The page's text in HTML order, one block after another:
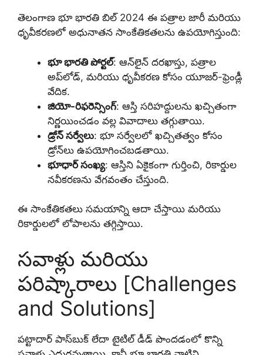
తెలంగాణ భూ భారతి బిల్ 2024 ఈ పత్రాల జారీ మరియు
ధృవీకరణలో అధునాతన సాంకేతికతలను ఉపయోగిస్తుంది:
భూ భారతి పోర్టల్: ఆన్‌లైన్ దరఖాస్తు, పత్రాల
అప్‌లోడ్, మరియు ధృవీకరణ కోసం యూజర్-ఫ్రెండ్లీ
వేదిక.
జియో-రిఫరెన్సింగ్: ఆస్తి సరిహద్దులను ఖచ్చితంగా
నిర్ణయించడం వల్ల వివాదాలు తగ్గుతాయి.
డ్రోన్ సర్వేలు: భూ సర్వేలలో ఖచ్చితత్వం కోసం
డ్రోన్‌లు ఉపయోగించబడతాయి.
భూధార్ సంఖ్య: ఆస్తిని ఏకైకంగా గుర్తించి, రికార్డుల
నవీకరణను వేగవంతం చేస్తుంది.
ఈ సాంకేతికతలు సమయాన్ని ఆదా చేస్తాయి మరియు
రికార్డులలో లోపాలను తగ్గిస్తాయి.
సవాళ్లు మరియు
పరిష్కారాలు [Challenges
and Solutions]
పట్టాదార్ పాస్‌బుక్ లేదా టైటిల్ డీడ్ పొందడంలో కొన్ని